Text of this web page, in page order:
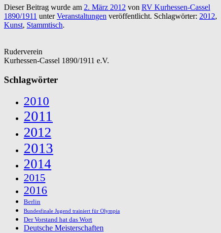
Dieser Beitrag wurde am 2. März 2012 von RV Kurhessen-Cassel
1890/1911 unterVeranstaltungen veröffentlicht. Schlagwörter: 2012,
Kunst, Stammtisch.
Ruderverein
Kurhessen-Cassel 1890/1911 e.V.
Schlagwörter
2010
2011
2012
2013
2014
2015
2016
Berlin
Bundesfinale Jugend trainiert für Olympia
Der Vorstand hat das Wort
Deutsche Meisterschaften